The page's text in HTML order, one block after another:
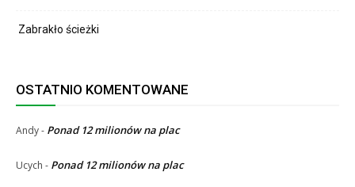
Zabrakło ścieżki
OSTATNIO KOMENTOWANE
Andy- Ponad 12 milionów na plac
Ucych - Ponad 12 milionów na plac